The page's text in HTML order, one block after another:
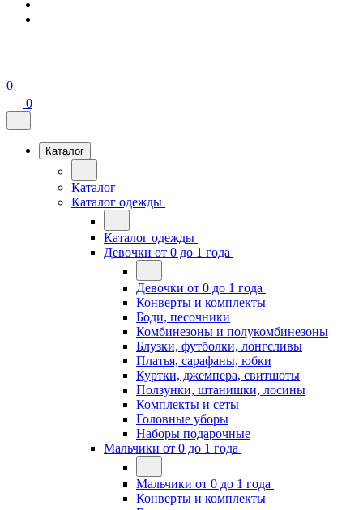
0
0
Каталог
Каталог
Каталог одежды
Каталог одежды
Девочки от 0 до 1 года
Девочки от 0 до 1 года
Конверты и комплекты
Боди, песочники
Комбинезоны и полукомбинезоны
Блузки, футболки, лонгсливы
Платья, сарафаны, юбки
Куртки, джемпера, свитшоты
Ползунки, штанишки, лосины
Комплекты и сеты
Головные уборы
Наборы подарочные
Мальчики от 0 до 1 года
Мальчики от 0 до 1 года
Конверты и комплекты